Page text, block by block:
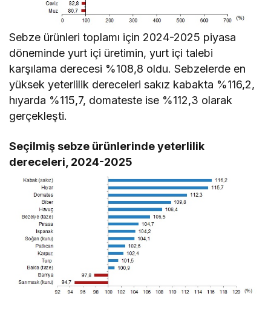
Sebze ürünleri toplamı için 2024-2025 piyasa
döneminde yurt içi üretimin, yurt içi talebi
karşılama derecesi %108,8 oldu. Sebzelerde en
yüksek yeterlilik dereceleri sakız kabakta %116,2,
hıyarda %115,7, domateste ise %112,3 olarak
gerçekleşti.
Seçilmiş sebze ürünlerinde yeterlilik
dereceleri, 2024-2025